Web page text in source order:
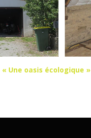
« Une oasis écologique »